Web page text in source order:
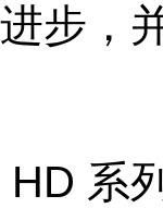
步，
系